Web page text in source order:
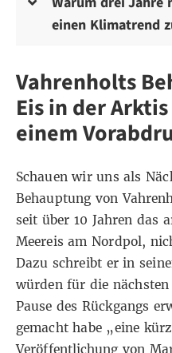
einen Klimatrend
Vahrenholts
Eis in der
einem
Schauen wir uns als
Behauptung von
seit über 10 Jahren das
Meereis am Nordpol,
Dazu schreibt er in
würden für die
Pause des Rückgangs
gemacht habe „eine
Veröffentlichung von